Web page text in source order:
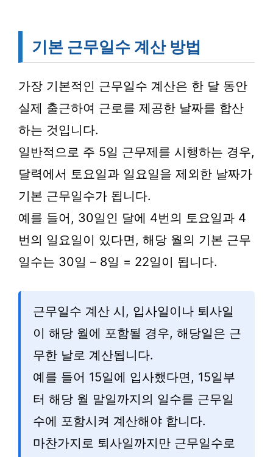
기본 근무일수 계산 방법
가장 기본적인 근무일수 계산은 한 달 동안
실제 출근하여 근로를 제공한 날짜를 합산
하는 것입니다.
일반적으로 주 5일 근무제를 시행하는 경우,
달력에서 토요일과 일요일을 제외한 날짜가
기본 근무일수가 됩니다.
예를 들어, 30일인 달에 4번의 토요일과 4
번의 일요일이 있다면, 해당 월의 기본 근무
일수는 30일 – 8일 = 22일이 됩니다.
근무일수 계산 시, 입사일이나 퇴사일
이 해당 월에 포함될 경우, 해당일은 근
무한 날로 계산됩니다.
예를 들어 15일에 입사했다면, 15일부
터 해당 월 말일까지의 일수를 근무일
수에 포함시켜 계산해야 합니다.
마찬가지로 퇴사일까지만 근무일수로